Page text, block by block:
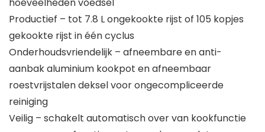
hoeveelheden voedsel
Productief – tot 7.8 L ongekookte rijst of 105 kopjes
gekookte rijst in één cyclus
Onderhoudsvriendelijk – afneembare en anti-
aanbak aluminium kookpot en afneembaar
roestvrijstalen deksel voor ongecompliceerde
reiniging
Veilig – schakelt automatisch over van kookfunctie